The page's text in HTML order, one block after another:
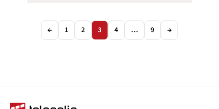
← 1 2 3 4 … 9 →